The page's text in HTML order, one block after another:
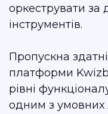
оркеструвати
інструментів.
Пропускна
платформи
рівні
одним з умовних